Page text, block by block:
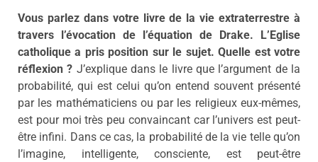
Vous parlez dans votre livre de la vie extraterrestre à
travers l’évocation de l’équation de Drake. L’Eglise
catholique a pris position sur le sujet. Quelle est votre
réflexion ? J’explique dans le livre que l’argument de la
probabilité, qui est celui qu’on entend souvent présenté
par les mathématiciens ou par les religieux eux-mêmes,
est pour moi très peu convaincant car l’univers est peut-
être infini. Dans ce cas, la probabilité de la vie telle qu’on
l’imagine, intelligente, consciente, est peut-être